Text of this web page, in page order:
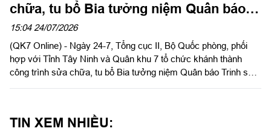
chữa, tu bổ Bia tưởng niệm Quân báo
Trinh sát tại Tây Ninh
15:04 24/07/2026
(QK7 Online) - Ngày 24-7, Tổng cục II, Bộ Quốc phòng, phối
hợp với Tỉnh Tây Ninh và Quân khu 7 tổ chức khánh thành
công trình sửa chữa, tu bổ Bia tưởng niệm Quân báo Trinh sát
TIN XEM NHIỀU: